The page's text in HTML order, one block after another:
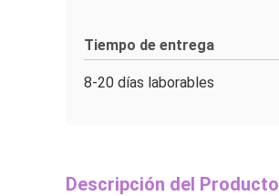
Tiempo de entrega
8-20 días laborables
Descripción del Producto